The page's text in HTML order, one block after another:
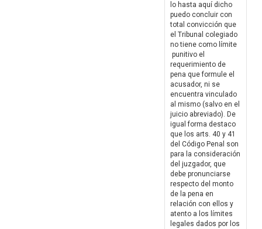
lo hasta aquí dicho
puedo concluir con
total convicción que
el Tribunal colegiado
no tiene como límite
punitivo el
requerimiento de
pena que formule el
acusador, ni se
encuentra vinculado
al mismo (salvo en el
juicio abreviado). De
igual forma destaco
que los arts. 40 y 41
del Código Penal son
para la consideración
del juzgador, que
debe pronunciarse
respecto del monto
de la pena en
relación con ellos y
atento a los límites
legales dados por los